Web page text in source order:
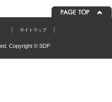
サイトマップ
Copyright © SDP